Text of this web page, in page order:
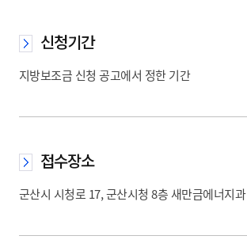
신청기간
지방보조금 신청 공고에서 정한 기간
접수장소
군산시 시청로 17, 군산시청 8층 새만금에너지과